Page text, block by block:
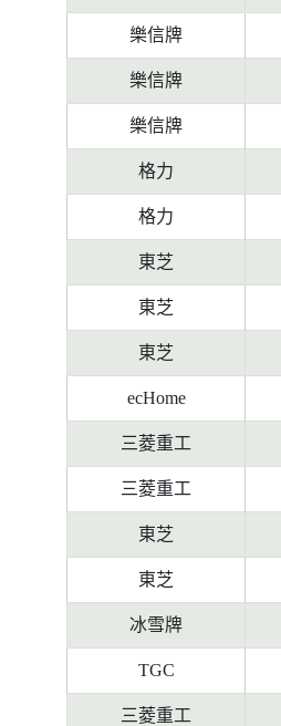
樂信牌
樂信牌
樂信牌
格力
格力
東芝
東芝
東芝
ecHome
三菱重工
三菱重工
東芝
東芝
冰雪牌
TGC
三菱重工